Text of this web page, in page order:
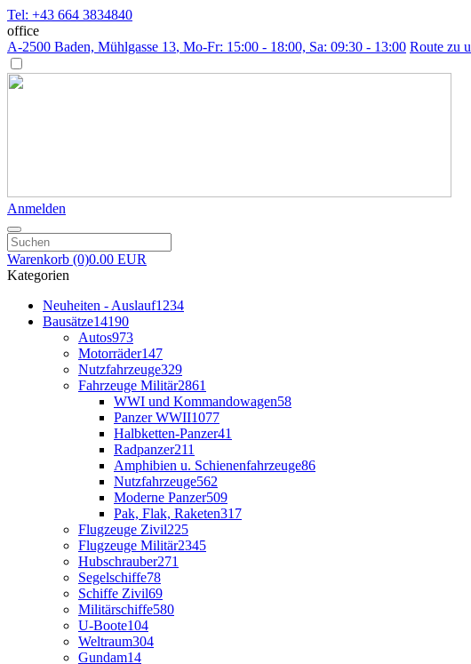
Tel: +43 664 3834840
office
A-2500 Baden, Mühlgasse 13, Mo-Fr: 15:00 - 18:00, Sa: 09:30 - 13:00 Route zu
Anmelden
Warenkorb (0)0.00 EUR
Kategorien
Neuheiten - Auslauf1234
Bausätze14190
Autos973
Motorräder147
Nutzfahrzeuge329
Fahrzeuge Militär2861
WWI und Kommandowagen58
Panzer WWII1077
Halbketten-Panzer41
Radpanzer211
Amphibien u. Schienenfahrzeuge86
Nutzfahrzeuge562
Moderne Panzer509
Pak, Flak, Raketen317
Flugzeuge Zivil225
Flugzeuge Militär2345
Hubschrauber271
Segelschiffe78
Schiffe Zivil69
Militärschiffe580
U-Boote104
Weltraum304
Gundam14